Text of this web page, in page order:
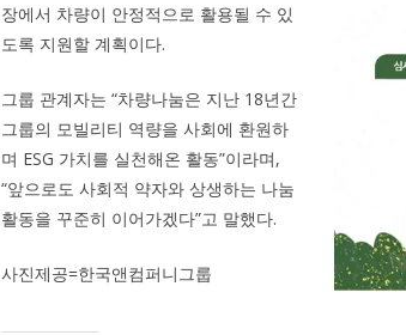
장에서 차량이 안정적으로 활용될 수 있
도록 지원할 계획이다.
그룹 관계자는 “차량나눔은 지난 18년간
그룹의 모빌리티 역량을 사회에 환원하
며 ESG 가치를 실천해온 활동”이라며,
“앞으로도 사회적 약자와 상생하는 나눔
활동을 꾸준히 이어가겠다”고 말했다.
사진제공=한국앤컴퍼니그룹